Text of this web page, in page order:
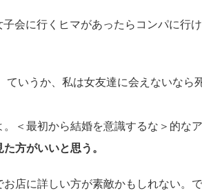
会に行くヒマがあったらコンパに行
ていうか、私は女友達に会えないなら
＜最初から結婚を意識するな＞的な
方がいいと思う。
店に詳しい方が素敵かもしれない。